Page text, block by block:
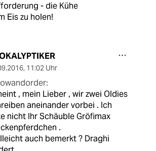
- die Kühe
Eis zu holen!
, 11:02 Uhr
, mein Lieber , wir zwei Oldies
aneinander vorbei . Ich
nicht Ihr Schäuble Gröfimax
.
auch bemerkt ? Draghi